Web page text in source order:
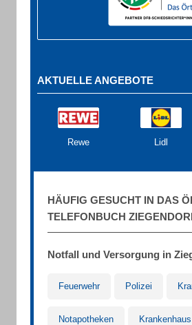
AKTUELLE ANGEBOTE
Rewe Lidl
HÄUFIG GESUCHT IN DAS
TELEFONBUCH
Notfall und Versorgung in
Feuerwehr Polizei
Notapotheken Krankenhaus